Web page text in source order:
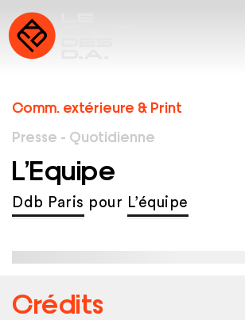
Comm. extérieure & Print
Presse - Quotidienne
L’Equipe
Ddb Paris pour L’équipe
Crédits